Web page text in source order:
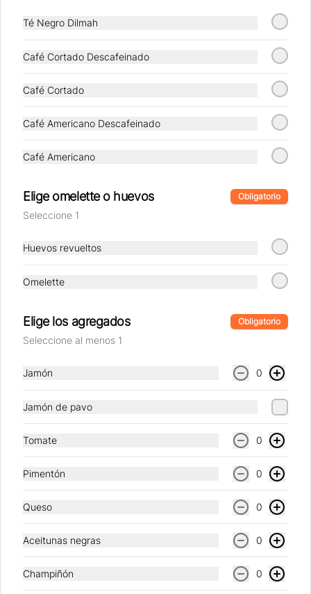
Desayuno Italiano
Jamón y palta, acompañado de tres
rebanadas de pan de masa madre,
mantequilla, jugo de naranja (125cc) y
$10.890
Pan keto acompañado de 2 huevos
pochados, palta, tomates asados y
Omelette o huevos revueltos de
gallinas felices (3 huevos) + dos
(125cc) y té o café a elección.
Desayuno Power
Huevos pochados sobre una cama de
palta laminada y crocante de jamón en
Un Muffin a elección + Té o Café a
Té Negro Dilmah
Café Cortado Descafeinado
Café Cortado
Café Americano Descafeinado
Café Americano
Elige omelette o huevos Obligatorio
Seleccione 1
Huevos revueltos
Omelette
Elige los agregados Obligatorio
Seleccione al menos 1
Jamón 0
Jamón de pavo
Tomate 0
Pimentón 0
Queso 0
Aceitunas negras 0
Champiñón 0